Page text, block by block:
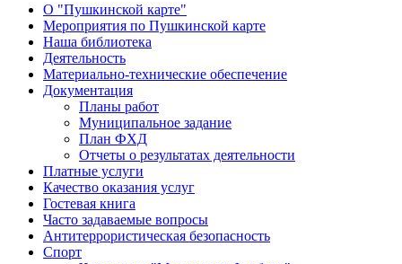
О "Пушкинской карте"
Мероприятия по Пушкинской карте
Наша библиотека
Деятельность
Материально-технические обеспечение
Документация
Планы работ
Муниципальное задание
План ФХД
Отчеты о результатах деятельности
Платные услуги
Качество оказания услуг
Гостевая книга
Часто задаваемые вопросы
Антитеррористическая безопасность
Спорт